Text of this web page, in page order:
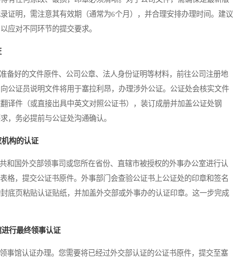
证明，需注意其有效期（通常为6个月），并合理安排办理时间。建议
应对不同环节的提交要求。
好的文件原件、公司公章、法人身份证明等材料，前往公司注册地
公证员说明文件将用于塞拉利昂，办理涉外公证。公证处会核实文件
译件（或直接出具中英文对照公证书），装订成册并加盖公证处钢
，务必提前与公证处沟通确认。
构的认证
国外交部领事司或您所在省份、直辖市被授权的外事办公室进行认
格，提交公证书原件。外事部门会查验公证书上公证处的印章和签名
底页粘贴认证贴纸，并加盖外交部或外事办的认证印章。这一步完成
行最终领事认证
馆认证办理。您需要将已经过外交部认证的公证书原件，提交至塞